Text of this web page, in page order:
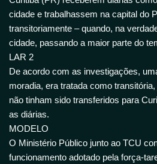
cidade e trabalhassem na capital do
transitoriamente – quando, na
cidade, passando a maior parte do
LAR 2
De acordo com as investigações,
moradia, era tratada como
não tinham sido transferidos para
as diárias.
MODELO
O Ministério Público junto ao TCU
funcionamento adotado pela força-